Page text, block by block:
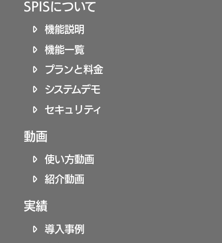
SPISについて
機能説明
機能一覧
プランと料金
システムデモ
セキュリティ
動画
使い方動画
紹介動画
実績
導入事例